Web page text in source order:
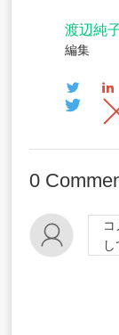
渡辺純
編集
0